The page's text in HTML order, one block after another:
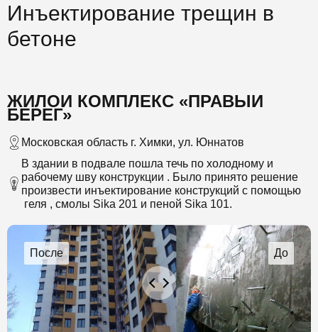
Инъектирование трещин в
бетоне
ЖИЛОЙ КОМПЛЕКС «ПРАВЫЙ
БЕРЕГ»
Московская область г. Химки, ул. Юннатов
В здании в подвале пошла течь по холодному и
рабочему шву конструкции . Было принято решение
произвести инъектирование конструкций с помощью
геля , смолы Sika 201 и пеной Sika 101.